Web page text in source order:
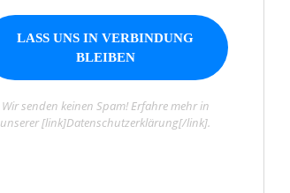
Wir senden keinen Spam! Erfahre mehr in
unserer [link]Datenschutzerklärung[/link].